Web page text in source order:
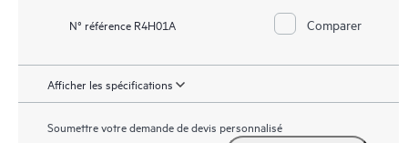
N° référence R4H01A Comparer
Afficher les spécifications
Soumettre votre demande de devis personnalisé